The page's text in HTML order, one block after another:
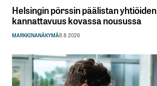
Helsingin pörssin päälistan yhtiöiden
kannattavuus kovassa nousussa
MARKKINANÄKYMÄ8.8.2026